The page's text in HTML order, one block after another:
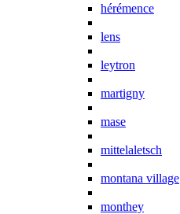
hérémence
lens
leytron
martigny
mase
mittelaletsch
montana village
monthey